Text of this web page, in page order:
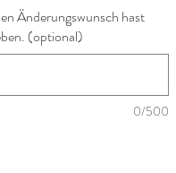
Änderungswunsch hast
(optional)
0/500